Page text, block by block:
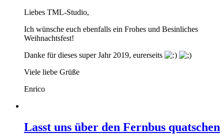
Liebes TML-Studio,
Ich wünsche euch ebenfalls ein Frohes und Besinliches
Weihnachtsfest!
Danke für dieses super Jahr 2019, eurerseits
Viele liebe Grüße
Enrico
Lasst uns über den Fernbus quatschen